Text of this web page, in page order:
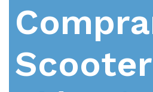
Scooter